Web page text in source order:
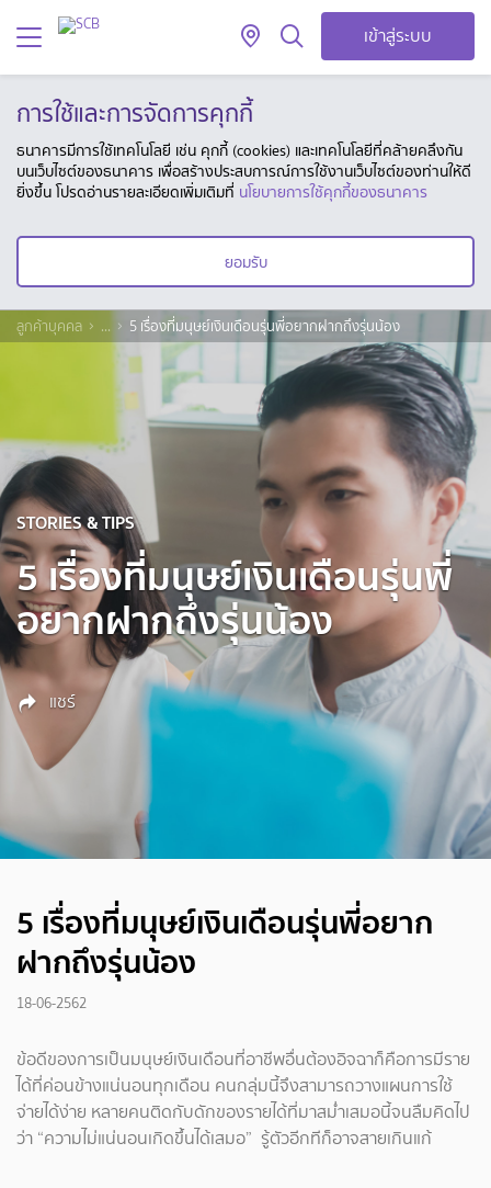
เข้าสู่ระบบ
การใช้และการจัดการคุกกี้
ธนาคารมีการใช้เทคโนโลยี เช่น คุกกี้ (cookies) และเทคโนโลยีที่คล้ายคลึงกัน
บนเว็บไซต์ของธนาคาร เพื่อสร้างประสบการณ์การใช้งานเว็บไซต์ของท่านให้ดี
ยิ่งขึ้น โปรดอ่านรายละเอียดเพิ่มเติมที่ นโยบายการใช้คุกกี้ของธนาคาร
ยอมรับ
ลูกค้าบุคคล ... 5 เรื่องที่มนุษย์เงินเดือนรุ่นพี่อยากฝากถึงรุ่นน้อง
STORIES & TIPS
5 เรื่องที่มนุษย์เงินเดือนรุ่นพี่
อยากฝากถึงรุ่นน้อง
แชร์
5 เรื่องที่มนุษย์เงินเดือนรุ่นพี่อยาก
ฝากถึงรุ่นน้อง
18-06-2562
ข้อดีของการเป็นมนุษย์เงินเดือนที่อาชีพอื่นต้องอิจฉาก็คือการมีราย
ได้ที่ค่อนข้างแน่นอนทุกเดือน คนกลุ่มนี้จึงสามารถวางแผนการใช้
จ่ายได้ง่าย หลายคนติดกับดักของรายได้ที่มาสม่ำเสมอนี้จนลืมคิดไป
ว่า “ความไม่แน่นอนเกิดขึ้นได้เสมอ” รู้ตัวอีกทีก็อาจสายเกินแก้